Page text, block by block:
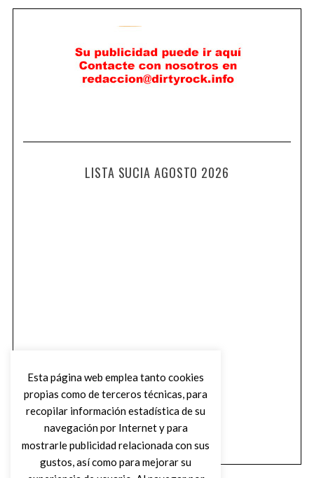
LISTA SUCIA AGOSTO 2026
Esta página web emplea tanto cookies
propias como de terceros técnicas, para
recopilar información estadística de su
navegación por Internet y para
mostrarle publicidad relacionada con sus
gustos, así como para mejorar su